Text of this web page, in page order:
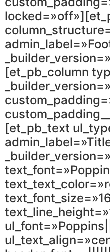
[et_pb_column
[et_pb_text